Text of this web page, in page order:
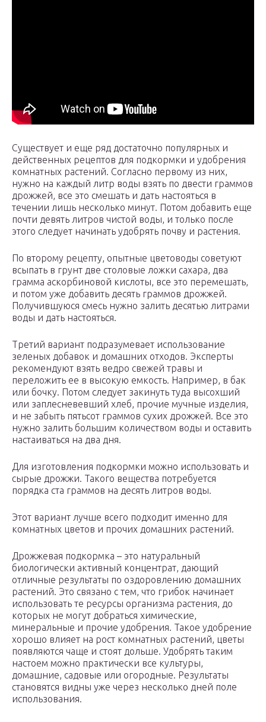
Существует и еще ряд достаточно популярных и
действенных рецептов для подкормки и удобрения
комнатных растений. Согласно первому из них,
нужно на каждый литр воды взять по двести граммов
дрожжей, все это смешать и дать настояться в
течении лишь несколько минут. Потом добавить еще
почти девять литров чистой воды, и только после
этого следует начинать удобрять почву и растения.
По второму рецепту, опытные цветоводы советуют
всыпать в грунт две столовые ложки сахара, два
грамма аскорбиновой кислоты, все это перемешать,
и потом уже добавить десять граммов дрожжей.
Получившуюся смесь нужно залить десятью литрами
воды и дать настояться.
Третий вариант подразумевает использование
зеленых добавок и домашних отходов. Эксперты
рекомендуют взять ведро свежей травы и
переложить ее в высокую емкость. Например, в бак
или бочку. Потом следует закинуть туда высохший
или заплесневевший хлеб, прочие мучные изделия,
и не забыть пятьсот граммов сухих дрожжей. Все это
нужно залить большим количеством воды и оставить
настаиваться на два дня.
Для изготовления подкормки можно использовать и
сырые дрожжи. Такого вещества потребуется
порядка ста граммов на десять литров воды.
Этот вариант лучше всего подходит именно для
комнатных цветов и прочих домашних растений.
Дрожжевая подкормка – это натуральный
биологически активный концентрат, дающий
отличные результаты по оздоровлению домашних
растений. Это связано с тем, что грибок начинает
использовать те ресурсы организма растения, до
которых не могут добраться химические,
минеральные и прочие удобрения. Такое удобрение
хорошо влияет на рост комнатных растений, цветы
появляются чаще и стоят дольше. Удобрять таким
настоем можно практически все культуры,
домашние, садовые или огородные. Результаты
становятся видны уже через несколько дней поле
использования.